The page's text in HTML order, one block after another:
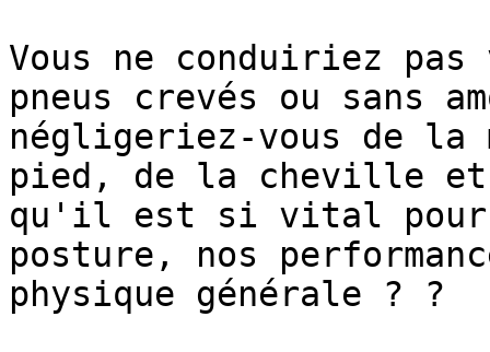
Vous ne conduiriez
pneus crevés ou sans
négligeriez-vous de la
pied, de la cheville et
qu'il est si vital pour
posture, nos
physique générale ? ?